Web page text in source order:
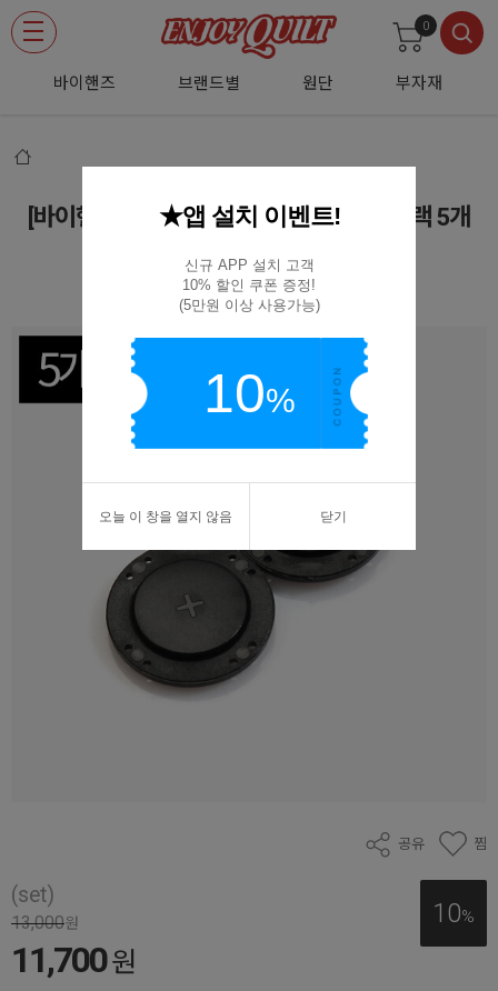
바이핸즈 브랜드별 원단 부자재
0
[바이핸즈] 플라스틱 자석단추 22mm - 블랙 5개
MB22-BK 5SET
공유 찜
(set)
10%
13,000원
11,700원
★앱 설치 이벤트!
신규 APP 설치 고객
10% 할인 쿠폰 증정!
(5만원 이상 사용가능)
10%
오늘 이 창을 열지 않음 닫기